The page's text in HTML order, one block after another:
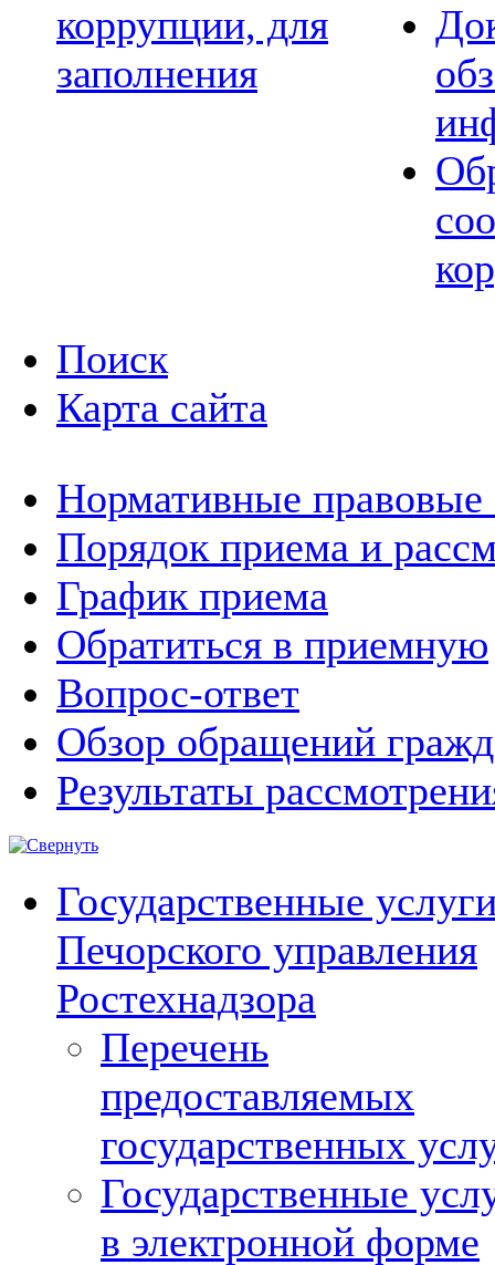
коррупции, для
заполнения
Поиск
Карта сайта
Нормативные правовые
Порядок приема и
График приема
Обратиться в приемную
Вопрос-ответ
Обзор обращений
Результаты
Государственные
Печорского управления
Ростехнадзора
Перечень
предоставляемых
государственных
Государственные
в электронной форме